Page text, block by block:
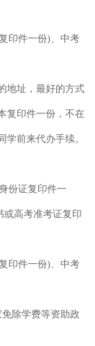
印件一份)、中考
地址，最好的方式
复印件一份，不在
学前来代办手续。
份证复印件一
或高考准考证复印
印件一份)、中考
除学费等资助政